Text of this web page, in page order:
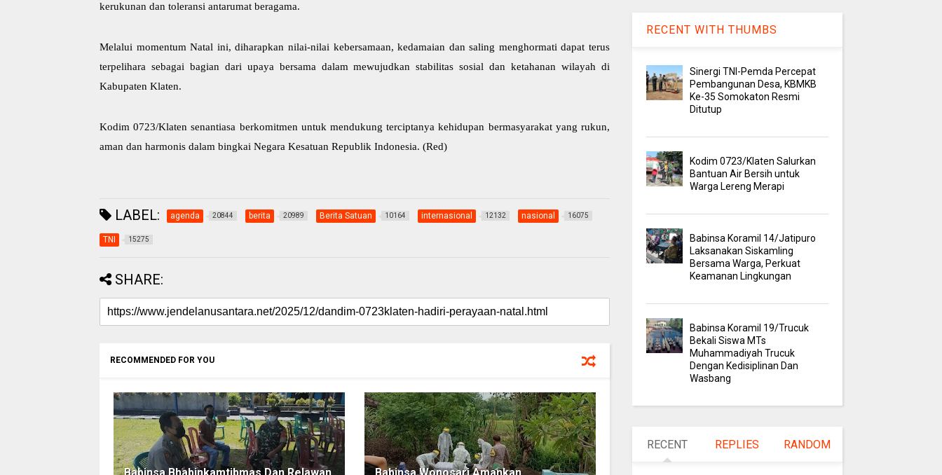
kerukunan dan toleransi antarumat beragama.
Melalui momentum Natal ini, diharapkan nilai-nilai kebersamaan, kedamaian dan saling menghormati dapat terus
terpelihara sebagai bagian dari upaya bersama dalam mewujudkan stabilitas sosial dan ketahanan wilayah di
Kabupaten Klaten.
Kodim 0723/Klaten senantiasa berkomitmen untuk mendukung terciptanya kehidupan bermasyarakat yang rukun,
aman dan harmonis dalam bingkai Negara Kesatuan Republik Indonesia. (Red)
LABEL: agenda 20844 berita 20989 Berita Satuan 10164 internasional 12132 nasional 16075
TNI 15275
SHARE:
RECOMMENDED FOR YOU
RECENT WITH THUMBS
Sinergi TNI-Pemda Percepat
Pembangunan Desa, KBMKB
Ke-35 Somokaton Resmi
Ditutup
Kodim 0723/Klaten Salurkan
Bantuan Air Bersih untuk
Warga Lereng Merapi
Babinsa Koramil 14/Jatipuro
Laksanakan Siskamling
Bersama Warga, Perkuat
Keamanan Lingkungan
Babinsa Koramil 19/Trucuk
Bekali Siswa MTs
Muhammadiyah Trucuk
Dengan Kedisiplinan Dan
Wasbang
RECENT REPLIES RANDOM